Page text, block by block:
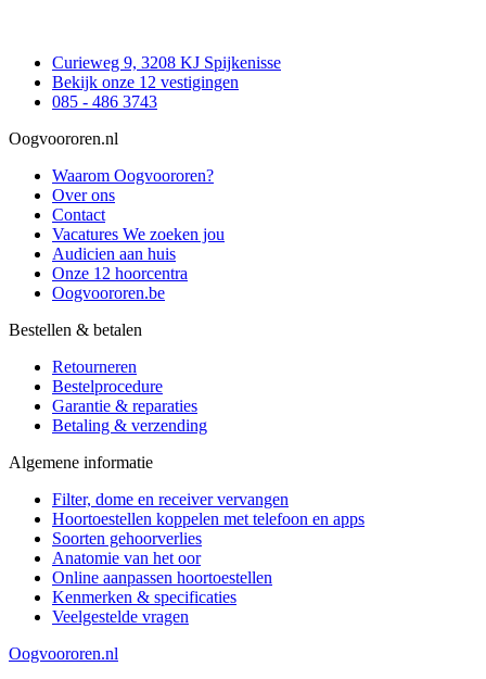
Curieweg 9, 3208 KJ Spijkenisse
Bekijk onze 12 vestigingen
085 - 486 3743
Oogvoororen.nl
Waarom Oogvoororen?
Over ons
Contact
Vacatures We zoeken jou
Audicien aan huis
Onze 12 hoorcentra
Oogvoororen.be
Bestellen & betalen
Retourneren
Bestelprocedure
Garantie & reparaties
Betaling & verzending
Algemene informatie
Filter, dome en receiver vervangen
Hoortoestellen koppelen met telefoon en apps
Soorten gehoorverlies
Anatomie van het oor
Online aanpassen hoortoestellen
Kenmerken & specificaties
Veelgestelde vragen
Oogvoororen.nl